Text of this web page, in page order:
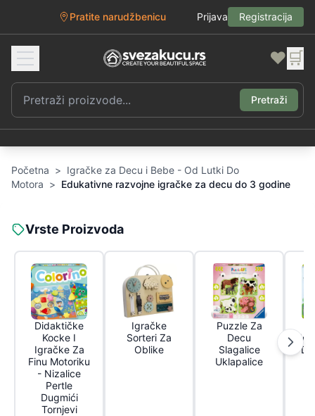
Pratite narudžbenicu Prijava Registracija
❤️ 🛒
Pretraži
Početna > Igračke za Decu i Bebe - Od Lutki Do
Motora > Edukativne razvojne igračke za decu do 3 godine
Vrste Proizvoda
Didaktičke
Kocke I
Igračke Za
Finu Motoriku
- Nizalice
Pertle
Dugmići
Tornjevi
Igračke
Sorteri Za
Oblike
Puzzle Za
Decu
Slagalice
Uklapalice